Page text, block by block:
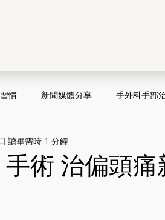
慣 新聞媒體分享 手外科手部
術 治偏頭
讀畢需時 1 分鐘